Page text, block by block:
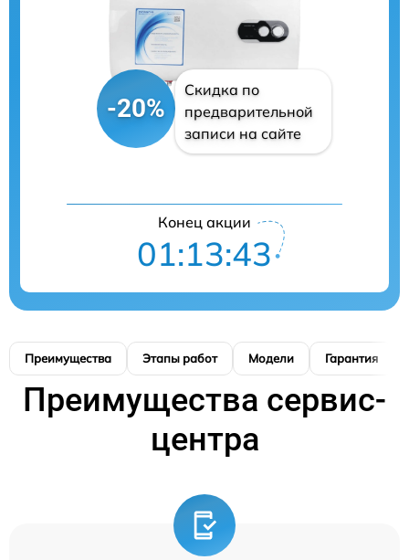
-20%
Скидка по
предварительной
записи на сайте
Конец акции
01:13:42
Преимущества Этапы работ Модели Гарантия
Преимущества сервис-
центра